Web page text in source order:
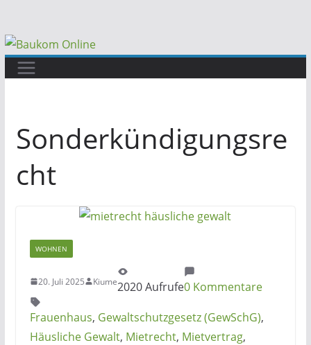
Inhalt
springen
Sonderkündigungsre
cht
WOHNEN
20. Juli 2025 Kiume2020 Aufrufe0 Kommentare
Frauenhaus, Gewaltschutzgesetz (GewSchG),
Häusliche Gewalt, Mietrecht, Mietvertrag,